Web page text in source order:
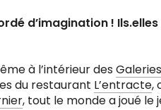
d’imagination !
à l’intérieur des
du restaurant L’entracte,
, tout le monde a joué le